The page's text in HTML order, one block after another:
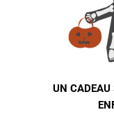
UN CADEAU